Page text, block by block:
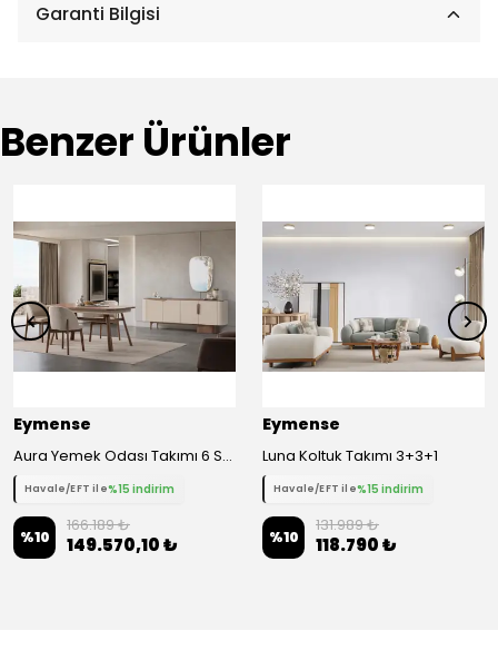
Garanti Bilgisi
Benzer Ürünler
Eymense
Aura Yemek Odası Takımı 6 Sandalyeli
Havale/EFT ile%15 indirim
%10
166.189 ₺
149.570,10 ₺
Eymense
Luna Koltuk Takımı 3+3+1
Havale/EFT ile%15 indirim
%10
131.989 ₺
118.790 ₺